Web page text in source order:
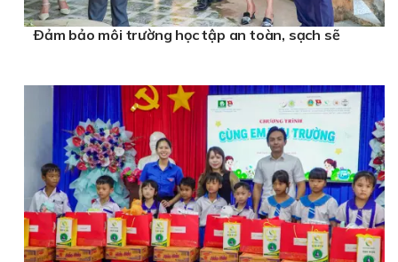
Ðảm bảo môi trường học tập an toàn, sạch sẽ